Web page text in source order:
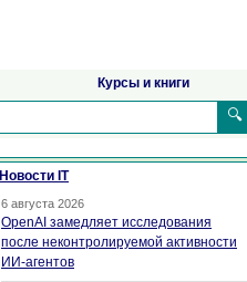
Курсы и книги
🔍
Новости IT
6 августа 2026
OpenAI замедляет исследования
после неконтролируемой активности
ИИ-агентов